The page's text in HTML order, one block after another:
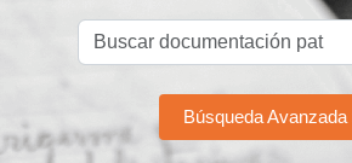
Búsqueda Avanzada